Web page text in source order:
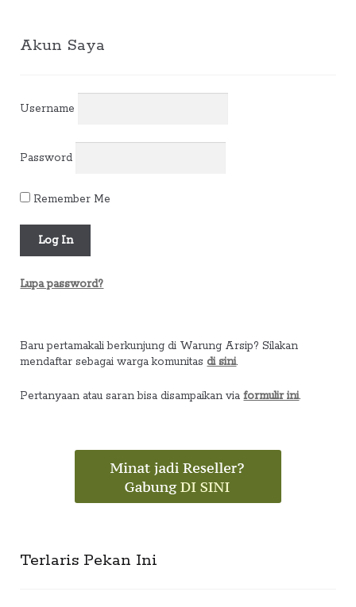
Akun Saya
Username
Password
Remember Me
Lupa password?
Baru pertamakali berkunjung di Warung Arsip? Silakan
mendaftar sebagai warga komunitas di sini.
Pertanyaan atau saran bisa disampaikan viaformulir ini.
Terlaris Pekan Ini